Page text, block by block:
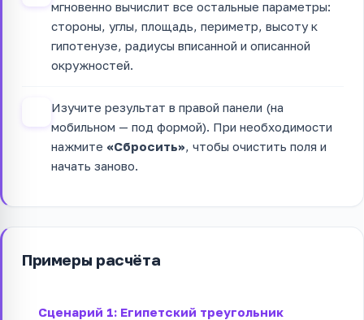
мгновенно вычислит все остальные параметры:
стороны, углы, площадь, периметр, высоту к
гипотенузе, радиусы вписанной и описанной
окружностей.
Изучите результат в правой панели (на
мобильном — под формой). При необходимости
нажмите «Сбросить», чтобы очистить поля и
начать заново.
Примеры расчёта
Сценарий 1: Египетский треугольник